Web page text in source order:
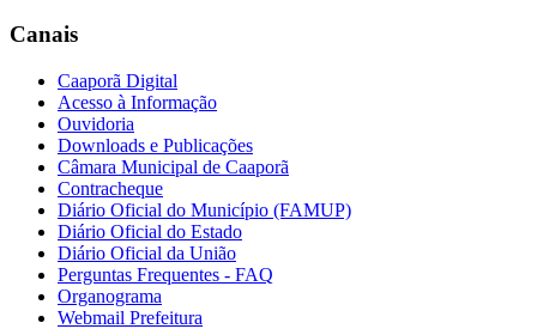
Canais
Caaporã Digital
Acesso à Informação
Ouvidoria
Downloads e Publicações
Câmara Municipal de Caaporã
Contracheque
Diário Oficial do Município (FAMUP)
Diário Oficial do Estado
Diário Oficial da União
Perguntas Frequentes - FAQ
Organograma
Webmail Prefeitura